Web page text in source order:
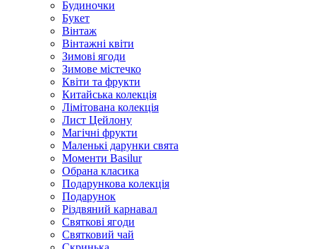
Будиночки
Букет
Вінтаж
Вінтажні квіти
Зимові ягоди
Зимове містечко
Квіти та фрукти
Китайська колекція
Лімітована колекція
Лист Цейлону
Магічні фрукти
Маленькі дарунки свята
Моменти Basilur
Обрана класика
Подарункова колекція
Подарунок
Різдвяний карнавал
Святкові ягоди
Святковий чай